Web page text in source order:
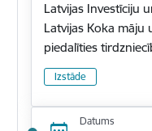
Latvijas Investīciju
Latvijas Koka
piedalīties
Izstāde
Datums